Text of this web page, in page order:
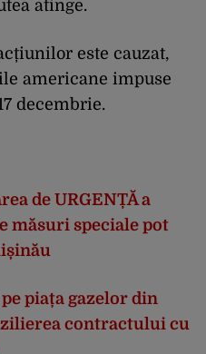
atinge.
este cauzat,
americane impuse
decembrie.
de URGENȚĂ a
măsuri speciale pot
piața gazelor din
contractului cu